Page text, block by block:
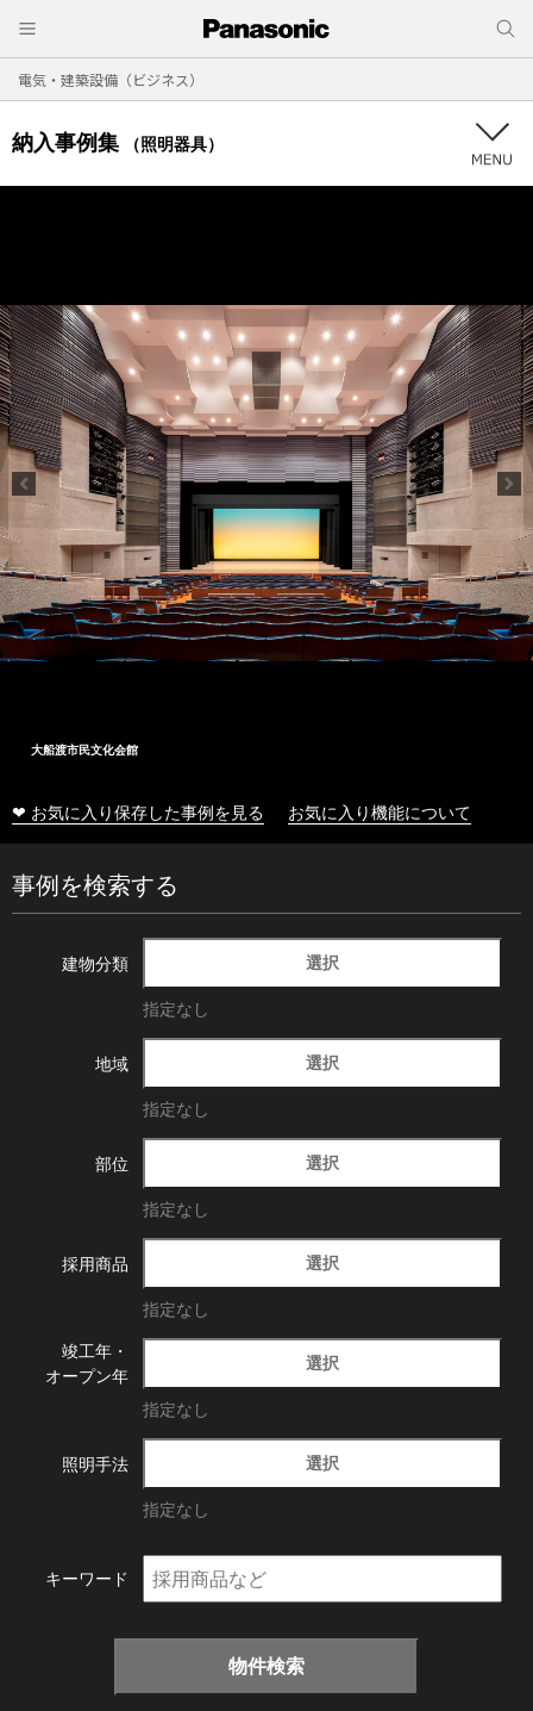
電気・建築設備（ビジネス）
納入事例集 （照明器具）
大船渡市民文化会館
❤ お気に入り保存した事例を見る お気に入り機能について
事例を検索する
建物分類 選択
指定なし
地域 選択
指定なし
部位 選択
指定なし
採用商品 選択
指定なし
竣工年・
オープン年
選択
指定なし
照明手法 選択
指定なし
キーワード
物件検索